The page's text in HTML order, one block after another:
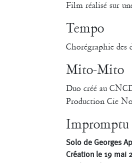
Film réalisé sur
Tempo
Chorégraphie des
Mito-Mito
Duo créé au
Production Cie
Impromptu
Solo de Georges
Création le 19 mai